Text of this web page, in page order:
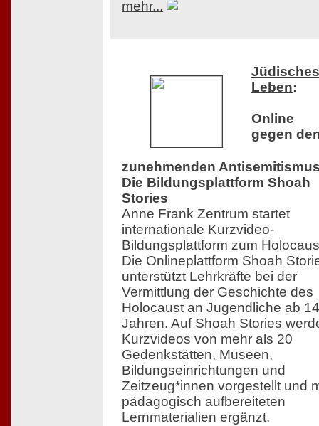
mehr...
Jüdisches
Leben:
Online
gegen
zunehmenden
Die Bildungsplattform Shoah
Stories
Anne Frank Zentrum startet
internationale Kurzvideo-
Bildungsplattform zum
Die Onlineplattform Shoah
unterstützt Lehrkräfte bei der
Vermittlung der Geschichte des
Holocaust an Jugendliche ab 14
Jahren. Auf Shoah Stories
Kurzvideos von mehr als 20
Gedenkstätten, Museen,
Bildungseinrichtungen und
Zeitzeug*innen vorgestellt und
pädagogisch aufbereiteten
Lernmaterialien ergänzt.